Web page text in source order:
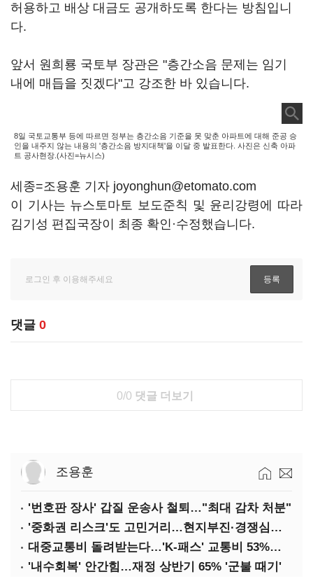
허용하고 배상 대금도 공개하도록 한다는 방침입니
다.
앞서 원희룡 국토부 장관은 "층간소음 문제는 임기
내에 매듭을 짓겠다"고 강조한 바 있습니다.
8일 국토교통부 등에 따르면 정부는 층간소음 기준을 못 맞춘 아파트에 대해 준공 승
인을 내주지 않는 내용의 '층간소음 방지대책'을 이달 중 발표한다. 사진은 신축 아파
트 공사현장.(사진=뉴시스)
세종=조용훈 기자 joyonghun@etomato.com
이 기사는 뉴스토마토 보도준칙 및 윤리강령에 따라
김기성 편집국장이 최종 확인·수정했습니다.
댓글 0
0/0 댓글 더보기
조용훈
'번호판 장사' 갑질 운송사 철퇴…"최대 감차 처분"
'중화권 리스크'도 고민거리…현지부진·경쟁심화·양안냉각
대중교통비 돌려받는다…'K-패스' 교통비 53%까지 환급
'내수회복' 안간힘…재정 상반기 65% '군불 때기'